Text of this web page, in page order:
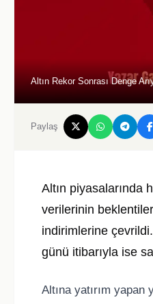
Altın Rekor Sonrası Denge
Paylaş
Altın piyasalarında
verilerinin
indirimlerine
günü itibarıyla ise
Altına yatırım